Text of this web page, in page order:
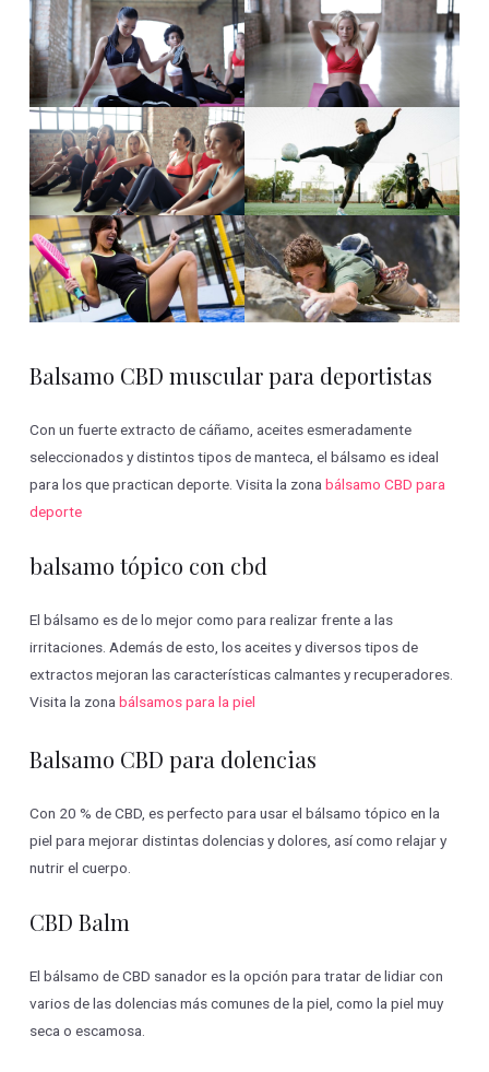
Balsamo CBD muscular para deportistas
Con un fuerte extracto de cáñamo, aceites esmeradamente
seleccionados y distintos tipos de manteca, el bálsamo es ideal
para los que practican deporte. Visita la zonabálsamo CBD para
deporte
balsamo tópico con cbd
El bálsamo es de lo mejor como para realizar frente a las
irritaciones. Además de esto, los aceites y diversos tipos de
extractos mejoran las características calmantes y recuperadores.
Visita la zonabálsamos para la piel
Balsamo CBD para dolencias
Con 20 % de CBD, es perfecto para usar el bálsamo tópico en la
piel para mejorar distintas dolencias y dolores, así como relajar y
nutrir el cuerpo.
CBD Balm
El bálsamo de CBD sanador es la opción para tratar de lidiar con
varios de las dolencias más comunes de la piel, como la piel muy
seca o escamosa.